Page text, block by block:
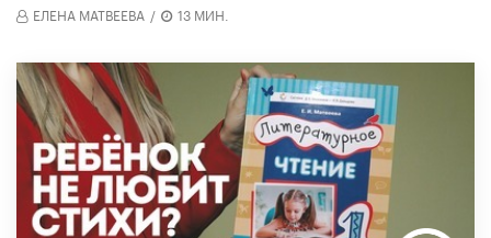
ЕЛЕНА МАТВЕЕВА / 13 МИН.